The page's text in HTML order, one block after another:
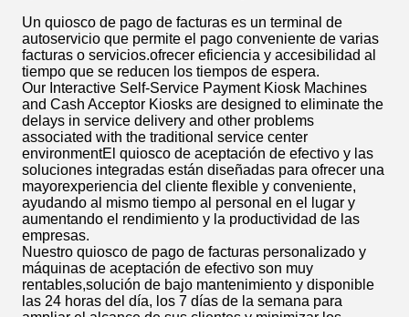
Un quiosco de pago de facturas es un terminal de
autoservicio que permite el pago conveniente de varias
facturas o servicios.ofrecer eficiencia y accesibilidad al
tiempo que se reducen los tiempos de espera.
Our Interactive Self-Service Payment Kiosk Machines
and Cash Acceptor Kiosks are designed to eliminate the
delays in service delivery and other problems
associated with the traditional service center
environmentEl quiosco de aceptación de efectivo y las
soluciones integradas están diseñadas para ofrecer una
mayorexperiencia del cliente flexible y conveniente,
ayudando al mismo tiempo al personal en el lugar y
aumentando el rendimiento y la productividad de las
empresas.
Nuestro quiosco de pago de facturas personalizado y
máquinas de aceptación de efectivo son muy
rentables,solución de bajo mantenimiento y disponible
las 24 horas del día, los 7 días de la semana para